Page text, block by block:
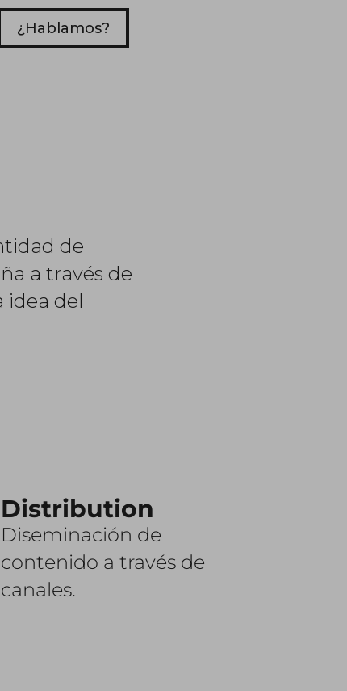
¿Hablamos?
de
a través de
idea del
Distribution
Diseminación de
contenido a través de
canales.